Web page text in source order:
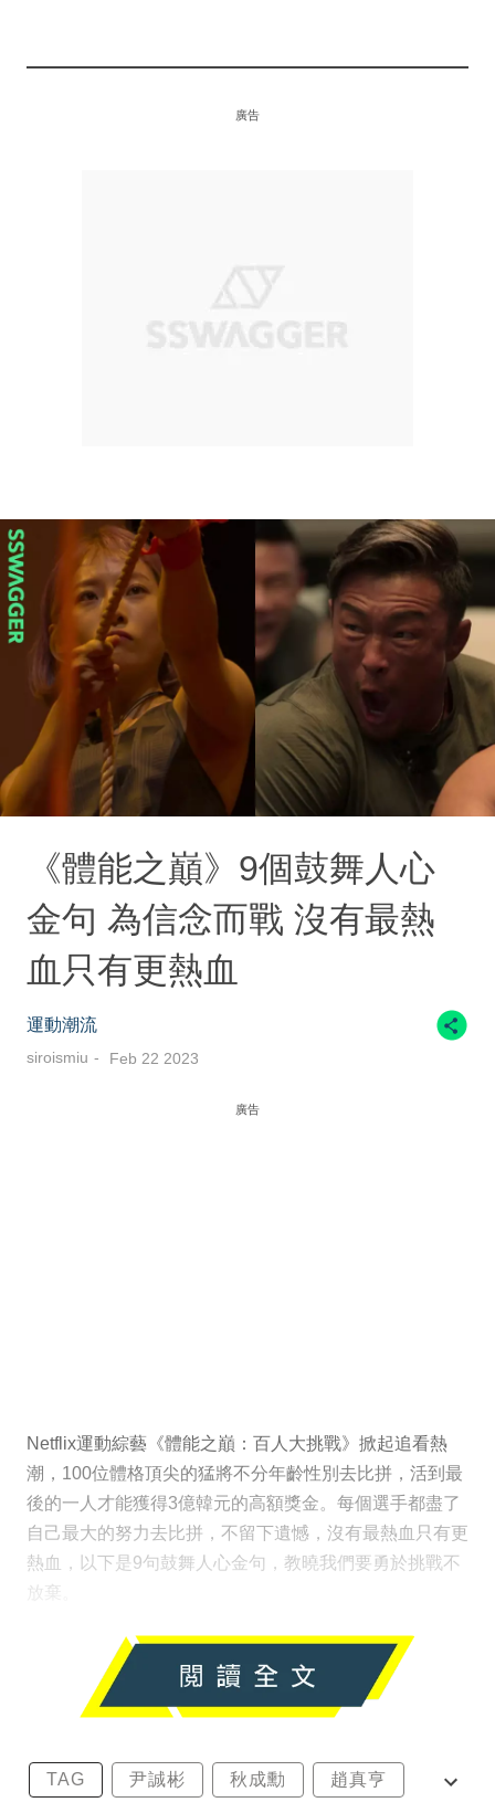
廣告
《體能之巔》9個鼓舞人心
金句 為信念而戰 沒有最熱
血只有更熱血
運動潮流
siroismiu Feb 22 2023
廣告
Netflix運動綜藝《體能之巔：百人大挑戰》掀起追看熱
潮，100位體格頂尖的猛將不分年齡性別去比拼，活到最
後的一人才能獲得3億韓元的高額獎金。每個選手都盡了
自己最大的努力去比拼，不留下遺憾，沒有最熱血只有更
熱血，以下是9句鼓舞人心金句，教曉我們要勇於挑戰不
放棄。
TAG 尹誠彬 秋成勳 趙真亨